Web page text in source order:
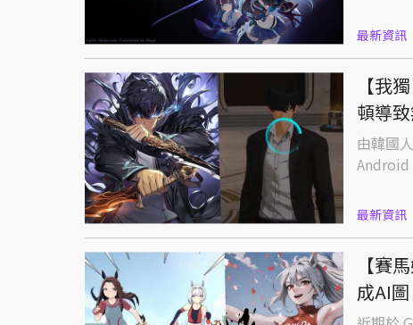
最新資訊
【我
頓導
由韓國
Android
最新資訊
【賽
成AI